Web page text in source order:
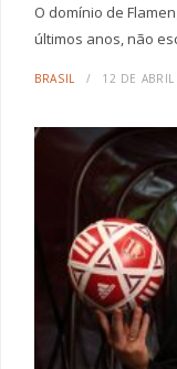
O domínio de
últimos anos, não
BRASIL 12 DE